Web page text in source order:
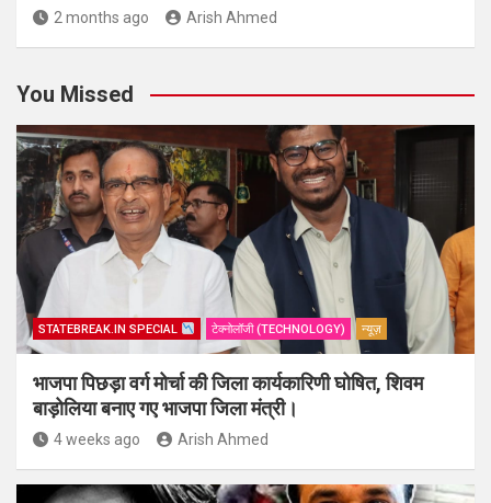
2 months ago Arish Ahmed
You Missed
STATEBREAK.IN SPECIAL टेक्नोलॉजी (TECHNOLOGY) न्यूज़
भाजपा पिछड़ा वर्ग मोर्चा की जिला कार्यकारिणी घोषित, शिवम
बाड़ोलिया बनाए गए भाजपा जिला मंत्री।
4 weeks ago Arish Ahmed